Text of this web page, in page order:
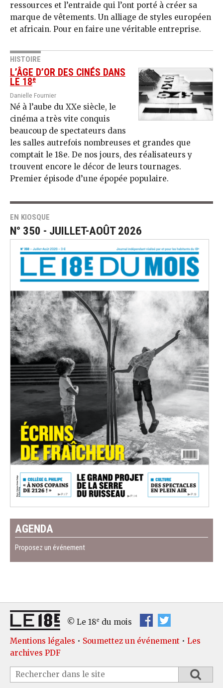
ressources et l’entraide qui l’ont porté à créer sa
marque de vêtements. Un alliage de styles européen
et africain. Pour en faire une véritable entreprise.
HISTOIRE
L’ÂGE D’OR DES CINÉS DANS
LE 18e
Danielle Fournier
Né à l’aube du XXe siècle, le
cinéma a très vite conquis
beaucoup de spectateurs dans
les salles autrefois nombreuses et grandes que
comptait le 18e. De nos jours, des réalisateurs y
trouvent encore le décor de leurs tournages.
Premier épisode d’une épopée populaire.
EN KIOSQUE
N° 350 - JUILLET-AOÛT 2026
AGENDA
Proposez un événement
© Le 18e du mois
Mentions légales • Soumettez un événement • Les
archives PDF